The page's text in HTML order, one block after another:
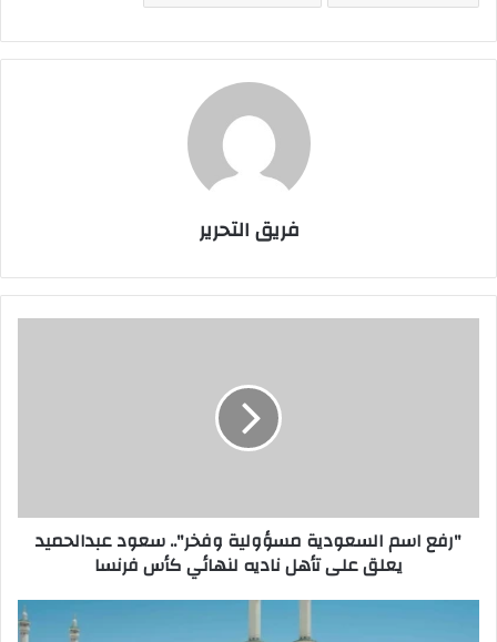
فريق التحرير
على
تأهل"رفع اسم السعودية مسؤولية وفخر".. سعود عبدالحميد
يعلق على تأهل ناديه لنهائي كأس فرنسا